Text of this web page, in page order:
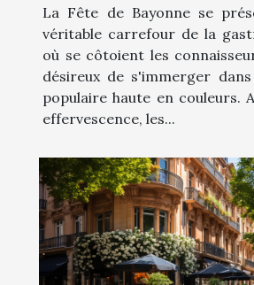
La Fête de Bayonne se
véritable carrefour de la
où se côtoient les
désireux de s'immerger
populaire haute en couleurs.
effervescence, les...